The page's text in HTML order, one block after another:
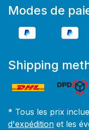
Modes de
Shipping
* Tous les prix
d'expédition et les